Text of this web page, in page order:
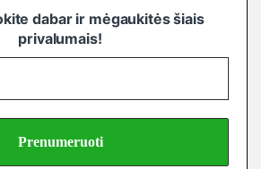
dabar ir mėgaukitės šiais
privalumais!